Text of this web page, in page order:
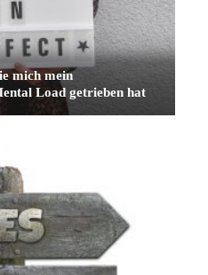
mich mein
Load getrieben hat